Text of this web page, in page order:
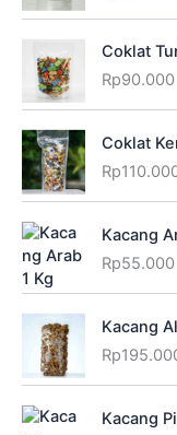
Coklat
Rp90.000
Coklat
Rp
Kacang
Rp55.000
Kacang
Rp
Kacang